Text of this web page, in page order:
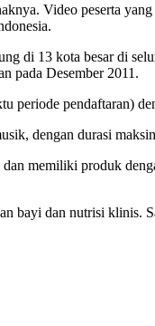
Video peserta
di 13 kota besar di
pada Desember 2011.
periode pendaftaran)
dengan durasi
memiliki produk
bayi dan nutrisi